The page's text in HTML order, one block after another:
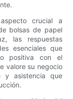
crucial a
bolsas de papel
las respuestas
esenciales que
positiva con el
valore su negocio
y asistencia que